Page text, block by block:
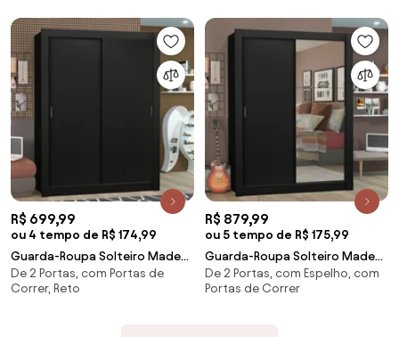
R$ 699,99
ou 4 tempo de R$ 174,99
Guarda-Roupa Solteiro Madesa
Denver 2 Portas de Correr
Preto Cor:Preto
De 2 Portas, com Portas de
Correr, Reto
R$ 879,99
ou 5 tempo de R$ 175,99
Guarda-Roupa Solteiro Madesa
Denver 2 Portas de Correr com
Espelho Preto Cor:Preto
De 2 Portas, com Espelho, com
Portas de Correr